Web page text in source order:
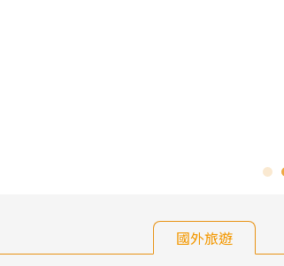
國外旅遊